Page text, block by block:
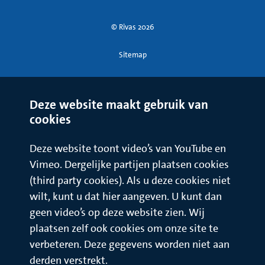
Als u na het nuttigen van het dagmenu nog niet voldoende
hebt gegeten, is het gebruik van een extra pakje Nutridrink*
Uw dieet op dag 2 (de dag voor het onderzoek)
Het dieet op dag 2 is gelijk aan het dieet op dag 1. Op de dag
vóór het onderzoek mag u vanaf 24.00 uur niet meer eten,
drinken of roken tot na het onderzoek.
Het hiervoor beschreven dieet veroorzaakt diarree. Al drie
uur of eerder nadat u de magnesiumsulfaatoplossing hebt
genomen, kan dat beginnen. Het is dan ook belangrijk in de
buurt van een toilet te blijven. Het is belangrijk dat u zo kort
© Rivas 2026
Sitemap
Deze website maakt gebruik van
cookies
Deze website toont video’s van YouTube en
Vimeo. Dergelijke partijen plaatsen cookies
(third party cookies). Als u deze cookies niet
wilt, kunt u dat hier aangeven. U kunt dan
geen video’s op deze website zien. Wij
plaatsen zelf ook cookies om onze site te
verbeteren. Deze gegevens worden niet aan
derden verstrekt.